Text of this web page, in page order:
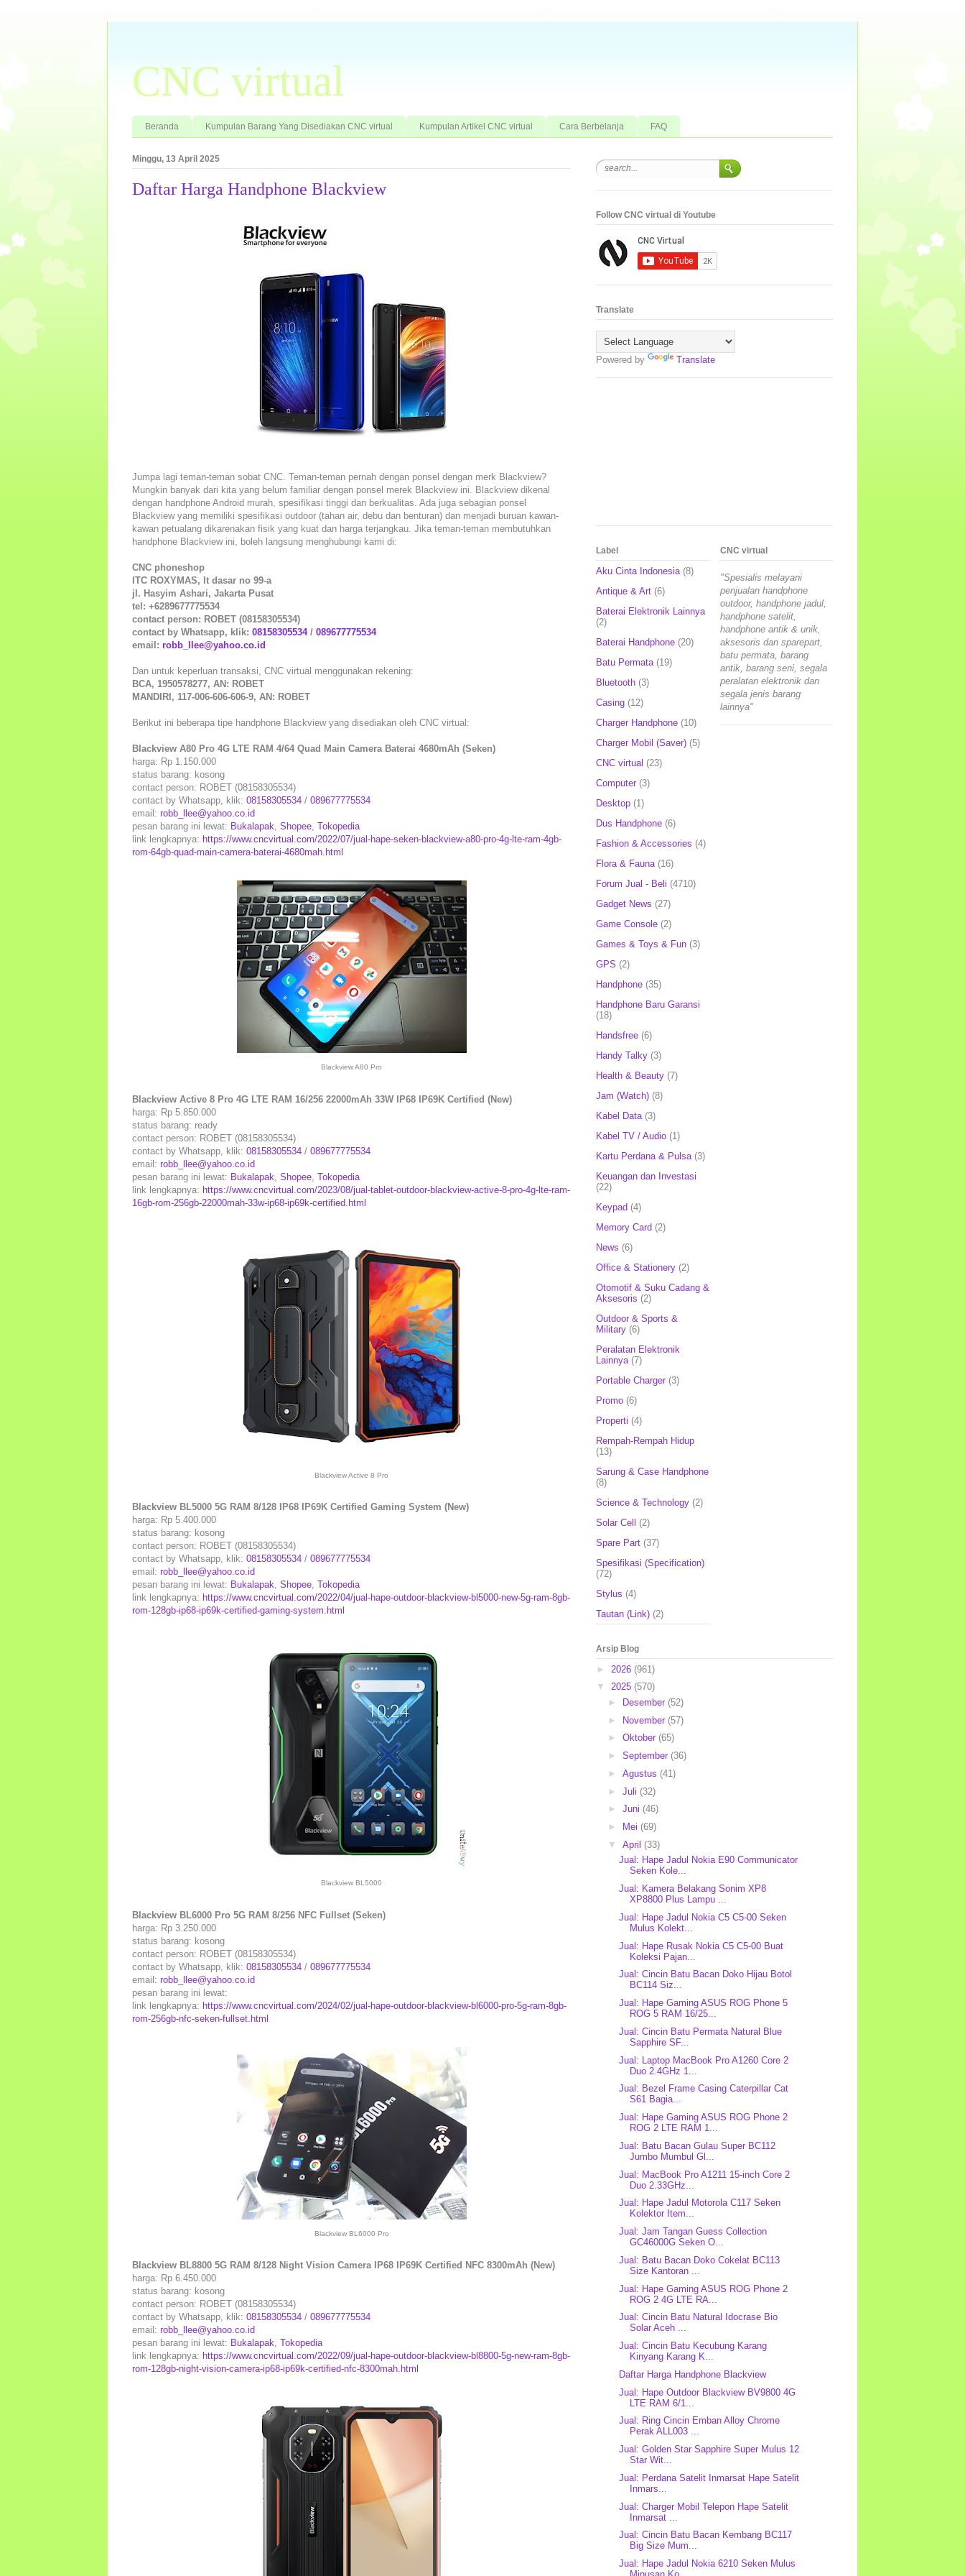
CNC virtual
Beranda Kumpulan Barang Yang Disediakan CNC virtual Kumpulan Artikel CNC virtual Cara Berbelanja FAQ
Minggu, 13 April 2025
Daftar Harga Handphone Blackview
Jumpa lagi teman-teman sobat CNC. Teman-teman pernah dengan ponsel dengan merk Blackview?
Mungkin banyak dari kita yang belum familiar dengan ponsel merek Blackview ini. Blackview dikenal
dengan handphone Android murah, spesifikasi tinggi dan berkualitas. Ada juga sebagian ponsel
Blackview yang memiliki spesifikasi outdoor (tahan air, debu dan benturan) dan menjadi buruan kawan-
kawan petualang dikarenakan fisik yang kuat dan harga terjangkau. Jika teman-teman membutuhkan
handphone Blackview ini, boleh langsung menghubungi kami di:
CNC phoneshop
ITC ROXYMAS, lt dasar no 99-a
jl. Hasyim Ashari, Jakarta Pusat
tel: +6289677775534
contact person: ROBET (08158305534)
contact by Whatsapp, klik: 08158305534/ 089677775534
email: robb_llee@yahoo.co.id
Dan untuk keperluan transaksi, CNC virtual menggunakan rekening:
BCA, 1950578277, AN: ROBET
MANDIRI, 117-006-606-606-9, AN: ROBET
Berikut ini beberapa tipe handphone Blackview yang disediakan oleh CNC virtual:
Blackview A80 Pro 4G LTE RAM 4/64 Quad Main Camera Baterai 4680mAh (Seken)
harga: Rp 1.150.000
status barang: kosong
contact person: ROBET (08158305534)
contact by Whatsapp, klik: 08158305534 / 089677775534
email: robb_llee@yahoo.co.id
pesan barang ini lewat: Bukalapak, Shopee, Tokopedia
link lengkapnya: https://www.cncvirtual.com/2022/07/jual-hape-seken-blackview-a80-pro-4g-lte-ram-4gb-
rom-64gb-quad-main-camera-baterai-4680mah.html
Blackview A80 Pro
Blackview Active 8 Pro 4G LTE RAM 16/256 22000mAh 33W IP68 IP69K Certified (New)
harga: Rp 5.850.000
status barang: ready
contact person: ROBET (08158305534)
contact by Whatsapp, klik: 08158305534 / 089677775534
email: robb_llee@yahoo.co.id
pesan barang ini lewat: Bukalapak Shopee Tokopedia
link lengkapnya: https://www.cncvirtual.com/2023/08/jual-tablet-outdoor-blackview-active-8-pro-4g-lte-ram-
16gb-rom-256gb-22000mah-33w-ip68-ip69k-certified.html
Blackview Active 8 Pro
Blackview BL5000 5G RAM 8/128 IP68 IP69K Certified Gaming System (New)
harga: Rp 5.400.000
status barang: kosong
contact person: ROBET (08158305534)
contact by Whatsapp, klik: 08158305534 / 089677775534
email: robb_llee@yahoo.co.id
pesan barang ini lewat: Bukalapak, Shopee, Tokopedia
link lengkapnya: https://www.cncvirtual.com/2022/04/jual-hape-outdoor-blackview-bl5000-new-5g-ram-8gb-
rom-128gb-ip68-ip69k-certified-gaming-system.html
Blackview BL5000
Blackview BL6000 Pro 5G RAM 8/256 NFC Fullset (Seken)
harga: Rp 3.250.000
status barang: kosong
contact person: ROBET (08158305534)
contact by Whatsapp, klik: 08158305534 / 089677775534
email: robb_llee@yahoo.co.id
pesan barang ini lewat:
link lengkapnya: https://www.cncvirtual.com/2024/02/jual-hape-outdoor-blackview-bl6000-pro-5g-ram-8gb-
rom-256gb-nfc-seken-fullset.html
Blackview BL6000 Pro
Blackview BL8800 5G RAM 8/128 Night Vision Camera IP68 IP69K Certified NFC 8300mAh (New)
harga: Rp 6.450.000
status barang: kosong
contact person: ROBET (08158305534)
contact by Whatsapp, klik: 08158305534 / 089677775534
email: robb_llee@yahoo.co.id
pesan barang ini lewat: Bukalapak, Tokopedia
link lengkapnya: https://www.cncvirtual.com/2022/09/jual-hape-outdoor-blackview-bl8800-5g-new-ram-8gb-
rom-128gb-night-vision-camera-ip68-ip69k-certified-nfc-8300mah.html
Follow CNC virtual di Youtube
Translate
Powered by Translate
Label
Aku Cinta Indonesia (8)
Antique & Art (6)
Baterai Elektronik Lainnya
(2)
Baterai Handphone (20)
Batu Permata (19)
Bluetooth (3)
Casing (12)
Charger Handphone (10)
Charger Mobil (Saver) (5)
CNC virtual (23)
Computer (3)
Desktop (1)
Dus Handphone (6)
Fashion & Accessories (4)
Flora & Fauna (16)
Forum Jual - Beli (4710)
Gadget News (27)
Game Console (2)
Games & Toys & Fun (3)
GPS (2)
Handphone (35)
Handphone Baru Garansi
(18)
Handsfree (6)
Handy Talky (3)
Health & Beauty (7)
Jam (Watch) (8)
Kabel Data (3)
Kabel TV / Audio (1)
Kartu Perdana & Pulsa (3)
Keuangan dan Investasi
(22)
Keypad (4)
Memory Card (2)
News (6)
Office & Stationery (2)
Otomotif & Suku Cadang &
Aksesoris (2)
Outdoor & Sports &
Military (6)
Peralatan Elektronik
Lainnya (7)
Portable Charger (3)
Promo (6)
Properti (4)
Rempah-Rempah Hidup
(13)
Sarung & Case Handphone
(8)
Science & Technology (2)
Solar Cell (2)
Spare Part (37)
Spesifikasi (Specification)
(72)
Stylus (4)
Tautan (Link) (2)
CNC virtual
"Spesialis melayani
penjualan handphone
outdoor, handphone jadul,
handphone satelit,
handphone antik & unik,
aksesoris dan sparepart,
batu permata, barang
antik, barang seni, segala
peralatan elektronik dan
segala jenis barang
lainnya"
Arsip Blog
► 2026 (961)
▼ 2025 (570)
►
Desember (52)
► November (57)
► Oktober (65)
► September (36)
► Agustus (41)
► Juli (32)
► Juni (46)
►
Mei (69)
▼ April (33)
Jual: Hape Jadul Nokia E90 Communicator
Seken Kole...
Jual: Kamera Belakang Sonim XP8
XP8800 Plus Lampu ...
Jual: Hape Jadul Nokia C5 C5-00 Seken
Mulus Kolekt...
Jual: Hape Rusak Nokia C5 C5-00 Buat
Koleksi Pajan...
Jual: Cincin Batu Bacan Doko Hijau Botol
BC114 Siz...
Jual: Hape Gaming ASUS ROG Phone 5
ROG 5 RAM 16/25...
Jual: Cincin Batu Permata Natural Blue
Sapphire SF...
Jual: Laptop MacBook Pro A1260 Core 2
Duo 2.4GHz 1...
Jual: Bezel Frame Casing Caterpillar Cat
S61 Bagia...
Jual: Hape Gaming ASUS ROG Phone 2
ROG 2 LTE RAM 1...
Jual: Batu Bacan Gulau Super BC112
Jumbo Mumbul Gl...
Jual: MacBook Pro A1211 15-inch Core 2
Duo 2.33GHz...
Jual: Hape Jadul Motorola C117 Seken
Kolektor Item...
Jual: Jam Tangan Guess Collection
GC46000G Seken O...
Jual: Batu Bacan Doko Cokelat BC113
Size Kantoran ...
Jual: Hape Gaming ASUS ROG Phone 2
ROG 2 4G LTE RA...
Jual: Cincin Batu Natural Idocrase Bio
Solar Aceh ...
Jual: Cincin Batu Kecubung Karang
Kinyang Karang K...
Daftar Harga Handphone Blackview
Jual: Hape Outdoor Blackview BV9800 4G
LTE RAM 6/1...
Jual: Ring Cincin Emban Alloy Chrome
Perak ALL003 ...
Jual: Golden Star Sapphire Super Mulus 12
Star Wit...
Jual: Perdana Satelit Inmarsat Hape Satelit
Inmars...
Jual: Charger Mobil Telepon Hape Satelit
Inmarsat ...
Jual: Cincin Batu Bacan Kembang BC117
Big Size Mum...
Jual: Hape Jadul Nokia 6210 Seken Mulus